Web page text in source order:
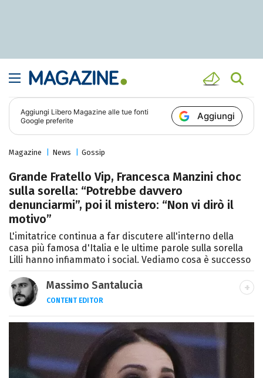
Aggiungi Libero Magazine alle tue fonti
Google preferite
Aggiungi
Magazine News Gossip
Grande Fratello Vip, Francesca Manzini choc
sulla sorella: “Potrebbe davvero
denunciarmi”, poi il mistero: “Non vi dirò il
motivo”
L'imitatrice continua a far discutere all'interno della
casa più famosa d'Italia e le ultime parole sulla sorella
Lilli hanno infiammato i social. Vediamo cosa è successo
Massimo Santalucia
CONTENT EDITOR
Nato una domenica del 1989, scrivo di
sport, TV, musica e cultura. Sto lavorando al
mio primo romanzo.